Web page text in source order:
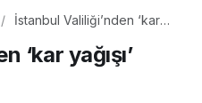
İstanbul Valiliği’nden ‘kar
‘kar yağışı’